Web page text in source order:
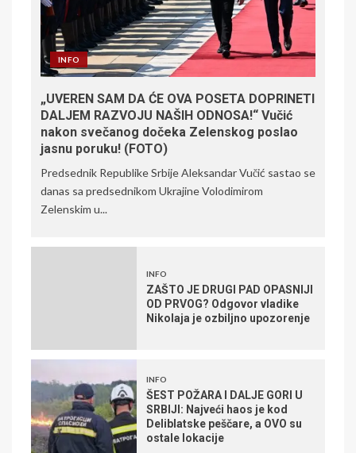
INFO
„UVEREN SAM DA ĆE OVA POSETA DOPRINETI
DALJEM RAZVOJU NAŠIH ODNOSA!“ Vučić
nakon svečanog dočeka Zelenskog poslao
jasnu poruku! (FOTO)
Predsednik Republike Srbije Aleksandar Vučić sastao se
danas sa predsednikom Ukrajine Volodimirom
Zelenskim u...
INFO
ZAŠTO JE DRUGI PAD OPASNIJI
OD PRVOG? Odgovor vladike
Nikolaja je ozbiljno upozorenje
INFO
ŠEST POŽARA I DALJE GORI U
SRBIJI: Najveći haos je kod
Deliblatske peščare, a OVO su
ostale lokacije